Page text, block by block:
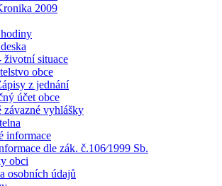
2009
životní situace
obce
z jednání
účet obce
závazné vyhlášky
informace
dle zák. č.106⁄1999 Sb.
obci
osobních údajů